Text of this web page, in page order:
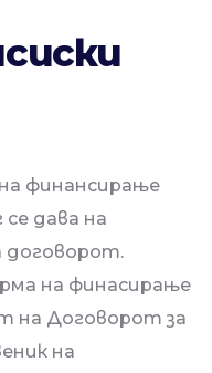
финансирање
дава на
договорот.
на финасирање
на Договорот за
на